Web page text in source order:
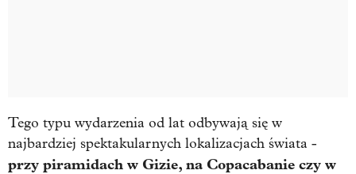
Tego typu wydarzenia od lat odbywają się w
najbardziej spektakularnych lokalizacjach świata -
przy piramidach w Gizie, na Copacabanie czy w